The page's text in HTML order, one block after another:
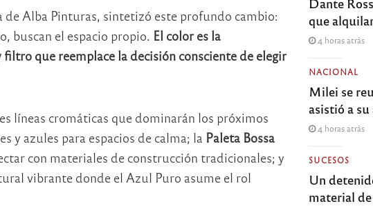
de Alba Pinturas, sintetizó este profundo cambio:
buscan el espacio propio. El color es la
que reemplace la decisión consciente de elegir
líneas cromáticas que dominarán los próximos
y azules para espacios de calma; la Paleta Bossa
con materiales de construcción tradicionales; y
vibrante donde el Azul Puro asume el rol
que
4 horas atrás
NACIONAL
Milei se
asistió a
4 horas atrás
SUCESOS
Un
material